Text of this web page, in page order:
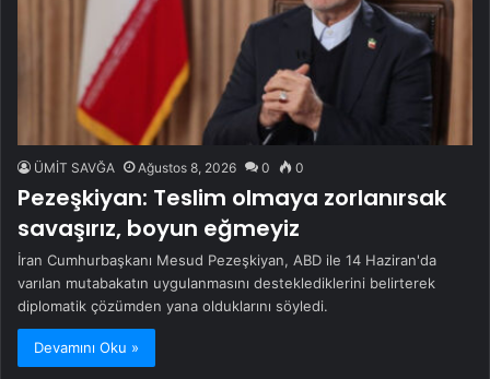
ÜMİT SAVĞA Ağustos 8, 2026 0 0
Pezeşkiyan: Teslim olmaya zorlanırsak
savaşırız, boyun eğmeyiz
İran Cumhurbaşkanı Mesud Pezeşkiyan, ABD ile 14 Haziran'da
varılan mutabakatın uygulanmasını desteklediklerini belirterek
diplomatik çözümden yana olduklarını söyledi.
Devamını Oku »